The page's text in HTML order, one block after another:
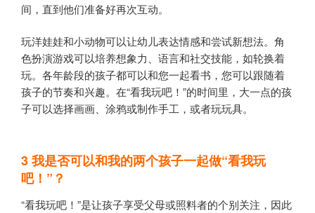
间，直到他们准备好再次互动。
玩洋娃娃和小动物可以让幼儿表达情感和尝试新想法。角
色扮演游戏可以培养想象力、语言和社交技能，如轮换着
玩。各年龄段的孩子都可以和您一起看书，您可以跟随着
孩子的节奏和兴趣。在“看我玩吧！”的时间里，大一点的孩
子可以选择画画、涂鸦或制作手工，或者玩玩具。
3我是否可以和我的两个孩子一起做“看我玩
吧！”？
“看我玩吧！”是让孩子享受父母或照料者的个别关注，因此